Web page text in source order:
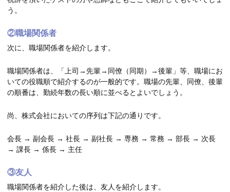
う。
②職場関係者
次に、職場関係者を紹介します。
職場関係者は、「上司→先輩→同僚（同期）→後輩」等、職場にお
いての役職順で紹介するのが一般的です。職場の先輩、同僚、後輩
の順番は、勤続年数の長い順に並べるとよいでしょう。
尚、株式会社においての序列は下記の通りです。
会長 → 副会長 → 社長 → 副社長 → 専務 → 常務 → 部長 → 次長
→ 課長 → 係長 → 主任
③友人
職場関係者を紹介した後は、友人を紹介します。